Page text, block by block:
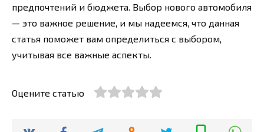
предпочтений и бюджета. Выбор нового автомобиля
— это важное решение, и мы надеемся, что данная
статья поможет вам определиться с выбором,
учитывая все важные аспекты.
Оцените статью